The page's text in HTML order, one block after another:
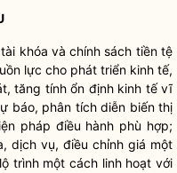
khóa và chính sách tiền tệ
lực cho phát triển kinh tế,
tăng tính ổn định kinh tế vĩ
báo, phân tích diễn biến thị
pháp điều hành phù hợp;
dịch vụ, điều chỉnh giá một
trình một cách linh hoạt với